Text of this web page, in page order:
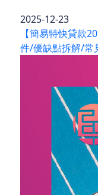
2025-12-23
【簡易特快貸款
件/優缺點拆解/常